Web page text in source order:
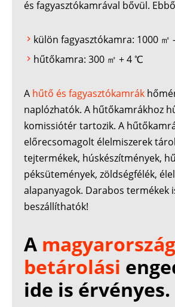
és fagyasztókamrával bővül.
külön fagyasztókamra: 1000 ㎡
hűtőkamra: 300 ㎡ + 4 ℃
A hűtő és fagyasztókamrák
naplózhatók. A hűtőkamrákhoz
komissiótér tartozik. A
előrecsomagolt élelmiszerek
tejtermékek, húskészítmények,
péksütemények, zöldségfélék,
alapanyagok. Darabos termékek
beszállíthatók!
A
betárolási
ide is érvényes.